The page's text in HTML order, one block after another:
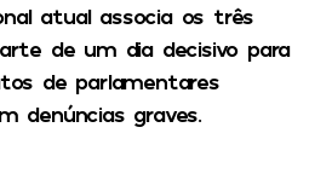
atual associa os três
de um dia decisivo para
de parlamentares
denúncias graves.